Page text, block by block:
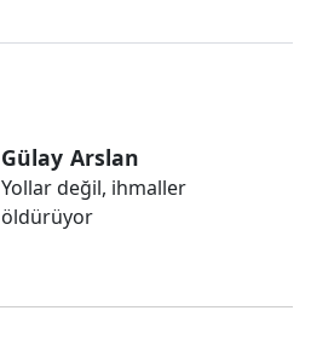
Gülay Arslan
Yollar değil, ihmaller
öldürüyor